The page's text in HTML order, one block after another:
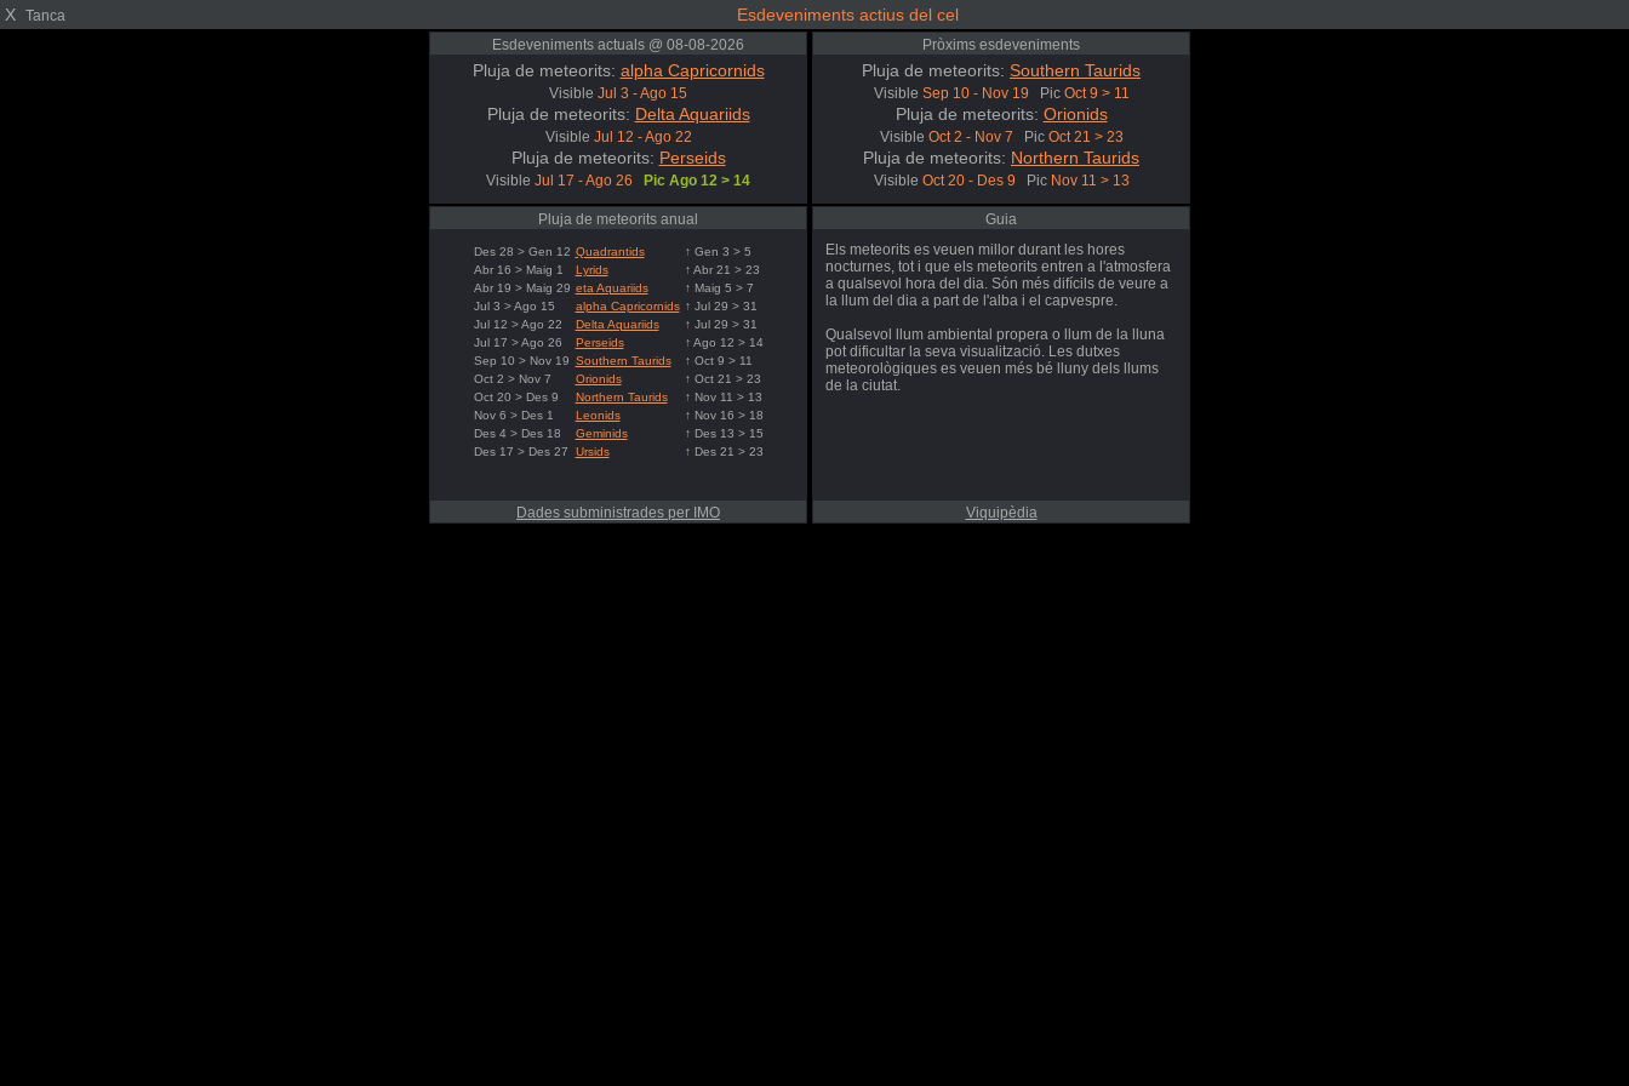
X Tanca Esdeveniments actius del cel
Esdeveniments actuals @ 08-08-2026
Pluja de meteorits: alpha Capricornids
Visible Jul 3 - Ago 15
Pluja de meteorits: Delta Aquariids
Visible Jul 12 - Ago 22
Pluja de meteorits: Perseids
Visible Jul 17 - Ago 26 Pic Ago 12 > 14
Pròxims esdeveniments
Pluja de meteorits: Southern Taurids
Visible Sep 10 - Nov 19 Pic Oct 9 > 11
Pluja de meteorits: Orionids
Visible Oct 2 - Nov 7 Pic Oct 21 > 23
Pluja de meteorits: Northern Taurids
Visible Oct 20 - Des 9 Pic Nov 11 > 13
Pluja de meteorits anual
Des 28 > Gen 12 Quadrantids
↑ Gen 3 > 5
Abr 16 > Maig 1
Lyrids
↑ Abr 21 > 23
Abr 19 > Maig 29 eta Aquariids
↑ Maig 5 > 7
Jul 3 > Ago 15
alpha Capricornids ↑ Jul 29 > 31
Jul 12 > Ago 22
Delta Aquariids
↑ Jul 29 > 31
Jul 17 > Ago 26
Perseids
↑ Ago 12 > 14
Sep 10 > Nov 19 Southern Taurids
↑ Oct 9 > 11
Oct 2 > Nov 7
Orionids
↑ Oct 21 > 23
Oct 20 > Des 9
Northern Taurids
↑ Nov 11 > 13
Nov 6 > Des 1
Leonids
↑ Nov 16 > 18
Des 4 > Des 18
Geminids
↑ Des 13 > 15
Des 17 > Des 27
Ursids ↑ Des 21 > 23
Dades subministrades per IMO
Guia
Els meteorits es veuen millor durant les hores
nocturnes, tot i que els meteorits entren a l'atmosfera
a qualsevol hora del dia. Són més difícils de veure a
la llum del dia a part de l'alba i el capvespre.
Qualsevol llum ambiental propera o llum de la lluna
pot dificultar la seva visualització. Les dutxes
meteorològiques es veuen més bé lluny dels llums
de la ciutat.
Viquipèdia